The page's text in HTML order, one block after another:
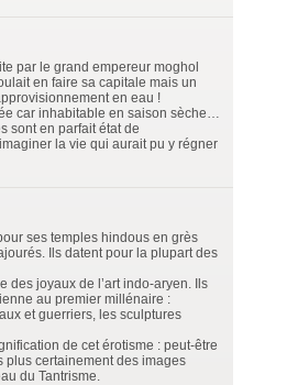
par le grand empereur moghol
en faire sa capitale mais un
en eau !
car inhabitable en saison sèche…
sont en parfait état de
la vie qui aurait pu y régner
ses temples hindous en grès
Ils datent pour la plupart des
des joyaux de l’art indo-aryen. Ils
au premier millénaire :
et guerriers, les sculptures
de cet érotisme : peut-être
plus certainement des images
du Tantrisme.